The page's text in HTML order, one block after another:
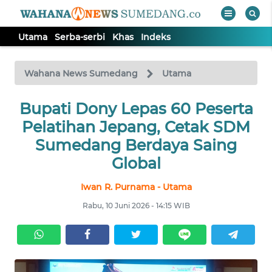
Utama Serba-serbi Khas Indeks
Wahana News Sumedang Utama
Bupati Dony Lepas 60 Peserta
Pelatihan Jepang, Cetak SDM
Sumedang Berdaya Saing
Global
Iwan R. Purnama - Utama
Rabu, 10 Juni 2026 - 14:15 WIB
TV
Tutup
UTAMA
SERBA-
SERBI
INDEKS
BERITA